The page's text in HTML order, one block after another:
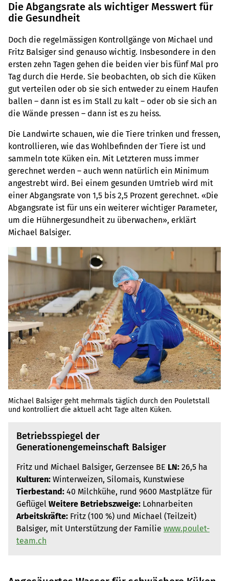
Die Abgangsrate als wichtiger Messwert für
die Gesundheit
Doch die regelmässigen Kontrollgänge von Michael und
Fritz Balsiger sind genauso wichtig. Insbesondere in den
ersten zehn Tagen gehen die beiden vier bis fünf Mal pro
Tag durch die Herde. Sie beobachten, ob sich die Küken
gut verteilen oder ob sie sich entweder zu einem Haufen
ballen – dann ist es im Stall zu kalt – oder ob sie sich an
die Wände pressen – dann ist es zu heiss.
Die Landwirte schauen, wie die Tiere trinken und fressen,
kontrollieren, wie das Wohlbefinden der Tiere ist und
sammeln tote Küken ein. Mit Letzteren muss immer
gerechnet werden – auch wenn natürlich ein Minimum
angestrebt wird. Bei einem gesunden Umtrieb wird mit
einer Abgangsrate von 1,5 bis 2,5 Prozent gerechnet. «Die
Abgangsrate ist für uns ein weiterer wichtiger Parameter,
um die Hühnergesundheit zu überwachen», erklärt
Michael Balsiger.
Michael Balsiger geht mehrmals täglich durch den Pouletstall
und kontrolliert die aktuell acht Tage alten Küken.
Betriebsspiegel der
Generationengemeinschaft Balsiger
Fritz und Michael Balsiger, Gerzensee BE LN: 26,5 ha
Kulturen: Winterweizen, Silomais, Kunstwiese
Tierbestand: 40 Milchkühe, rund 9600 Mastplätze für
Geflügel Weitere Betriebszweige: Lohnarbeiten
Arbeitskräfte: Fritz (100 %) und Michael (Teilzeit)
Balsiger, mit Unterstützung der Familie www.poulet-
team.ch